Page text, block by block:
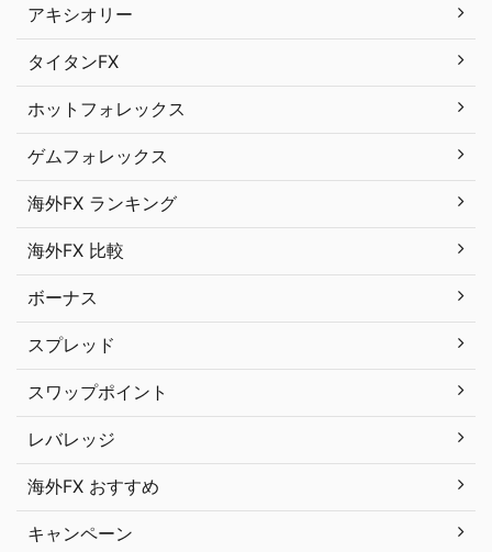
アキシオリー
タイタンFX
ホットフォレックス
ゲムフォレックス
海外FX ランキング
海外FX 比較
ボーナス
スプレッド
スワップポイント
レバレッジ
海外FX おすすめ
キャンペーン